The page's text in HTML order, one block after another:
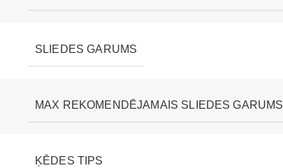
SLIEDES GARUMS
MAX REKOMENDĒJAMAIS SLIEDES GARUMS
ĶĒDES TIPS